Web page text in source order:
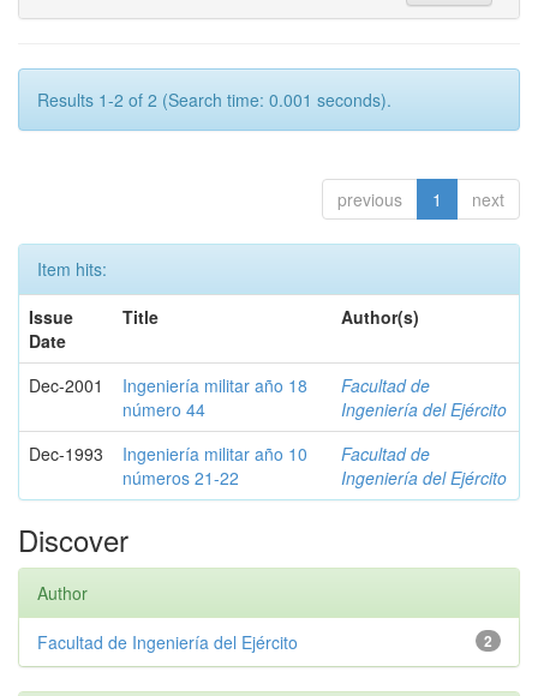
Results 1-2 of 2 (Search time: 0.001 seconds).
previous 1 next
Item hits:
Issue
Date
Title Author(s)
Dec-2001
Ingeniería militar año 18
número 44
Facultad de
Ingeniería del Ejército
Dec-1993
Ingeniería militar año 10
números 21-22
Facultad de
Ingeniería del Ejército
Discover
Author
2
Facultad de Ingeniería del Ejército